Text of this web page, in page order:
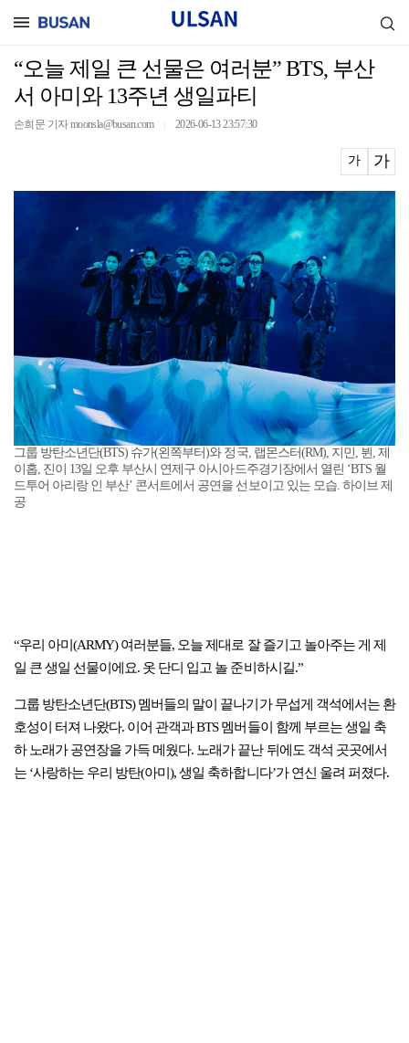
“오늘 제일 큰 선물은 여러분” BTS, 부산
서 아미와 13주년 생일파티
손희문 기자 moonsla@busan.com 2026-06-13 23:57:30
가 가
그룹 방탄소년단(BTS) 슈가(왼쪽부터)와 정국, 랩몬스터(RM), 지민, 뷘, 제
이홉, 진이 13일 오후 부산시 연제구 아시아드주경기장에서 열린 ‘BTS 월
드투어 아리랑 인 부산’ 콘서트에서 공연을 선보이고 있는 모습. 하이브 제
공
“우리 아미(ARMY) 여러분들, 오늘 제대로 잘 즐기고 놀아주는 게 제
일 큰 생일 선물이에요. 옷 단디 입고 놀 준비하시길.”
그룹 방탄소년단(BTS) 멤버들의 말이 끝나기가 무섭게 객석에서는 환
호성이 터져 나왔다. 이어 관객과 BTS 멤버들이 함께 부르는 생일 축
하 노래가 공연장을 가득 메웠다. 노래가 끝난 뒤에도 객석 곳곳에서
는 ‘사랑하는 우리 방탄(아미), 생일 축하합니다’가 연신 울려 퍼졌다.